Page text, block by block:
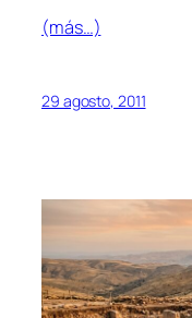
(más…)
29 agosto, 2011